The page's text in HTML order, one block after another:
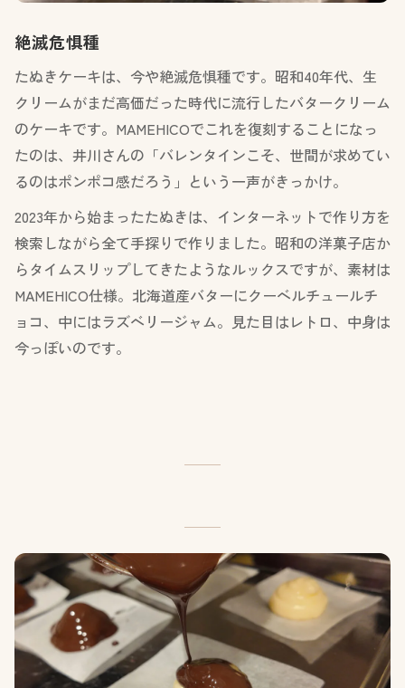
絶滅危惧種
たぬきケーキは、今や絶滅危惧種です。昭和40年代、生
クリームがまだ高価だった時代に流行したバタークリーム
のケーキです。MAMEHICOでこれを復刻することになっ
たのは、井川さんの「バレンタインこそ、世間が求めてい
るのはポンポコ感だろう」という一声がきっかけ。
2023年から始まったたぬきは、インターネットで作り方を
検索しながら全て手探りで作りました。昭和の洋菓子店か
らタイムスリップしてきたようなルックスですが、素材は
MAMEHICO仕様。北海道産バターにクーベルチュールチ
ョコ、中にはラズベリージャム。見た目はレトロ、中身は
今っぽいのです。